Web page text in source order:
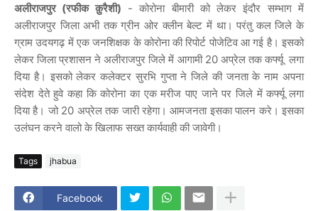
अलीराजपुर (रफीक क़ुरैशी) - कोरोना बीमारी को लेकर इंदौर सम्भाग में
अलीराजपुर जिला अभी तक ग्रीन ओर क्लीन बेल्ट में था। परंतु कल जिले के
ग्राम उदयगढ़ में एक जनशिक्षक के कोरोना की रिपोर्ट पोजेटिव आ गई है। इसको
लेकर जिला प्रशासन ने अलीराजपुर जिले में आगामी 20 अप्रेल तक कर्फ्यू लगा
दिया है। इसको लेकर कलेक्टर सुरभि गुप्ता ने जिले की जनता के नाम अपना
संदेश देते हुवे कहा कि कोरोना का एक मरीज पाए जाने पर जिले में कर्फ्यू लगा
दिया है। जो 20 अप्रेल तक जारी रहेगा। आमजनता इसका पालन करे। इसका
उलंघन करने वालो के खिलाफ सख्त कार्यवाही की जावेगी।
Tags jhabua
Facebook